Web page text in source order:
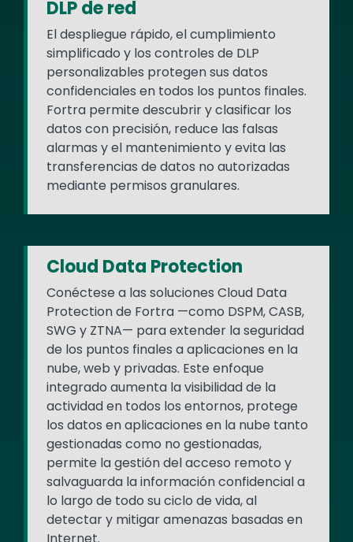
DLP de red
El despliegue rápido, el cumplimiento
simplificado y los controles de DLP
personalizables protegen sus datos
confidenciales en todos los puntos finales.
Fortra permite descubrir y clasificar los
datos con precisión, reduce las falsas
alarmas y el mantenimiento y evita las
transferencias de datos no autorizadas
mediante permisos granulares.
Cloud Data Protection
Conéctese a las soluciones Cloud Data
Protection de Fortra —como DSPM, CASB,
SWG y ZTNA— para extender la seguridad
de los puntos finales a aplicaciones en la
nube, web y privadas. Este enfoque
integrado aumenta la visibilidad de la
actividad en todos los entornos, protege
los datos en aplicaciones en la nube tanto
gestionadas como no gestionadas,
permite la gestión del acceso remoto y
salvaguarda la información confidencial a
lo largo de todo su ciclo de vida, al
detectar y mitigar amenazas basadas en